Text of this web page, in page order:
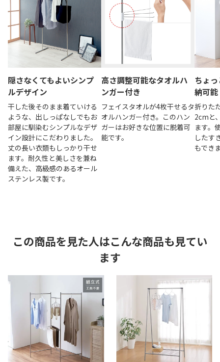
隠さなくてもよいシンプ
ルデザイン
干した後そのまま着ていける
ような、出しっぱなしでもお
部屋に馴染むシンプルなデザ
イン設計にこだわりました。
丈の長い衣類もしっかり干せ
ます。耐久性と美しさを兼ね
備えた、高級感のあるオール
ステンレス製です。
高さ調整可能なタオルハ
ンガー付き
フェイスタオルが4枚干せるタ
オルハンガー付き。このハン
ガーはお好きな位置に脱着可
能です。
ちょ
納可能
折りた
2cmと
ます。
したす
もでき
この商品を見た人はこんな商品も見てい
ます